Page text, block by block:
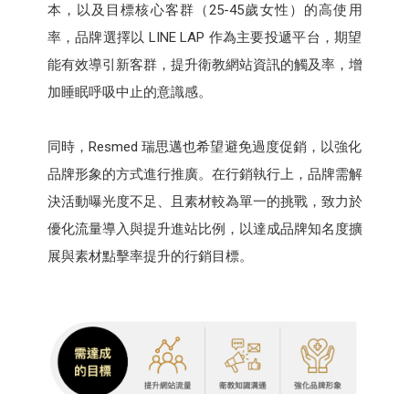
本，以及目標核心客群（25-45歲女性）的高使用
率，品牌選擇以 LINE LAP 作為主要投遞平台，期望
能有效導引新客群，提升衛教網站資訊的觸及率，增
加睡眠呼吸中止的意識感。
同時，Resmed 瑞思邁也希望避免過度促銷，以強化
品牌形象的方式進行推廣。在行銷執行上，品牌需解
決活動曝光度不足、且素材較為單一的挑戰，致力於
優化流量導入與提升進站比例，以達成品牌知名度擴
展與素材點擊率提升的行銷目標。